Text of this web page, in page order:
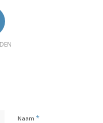
Naam *